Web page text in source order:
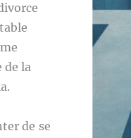
de la
de se